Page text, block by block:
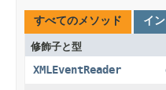
すべてのメソッド イ
修飾子と型
XMLEventReader